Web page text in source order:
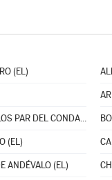
(EL)
BOLLULLOS PAR DEL CONDADO
(EL)
ANDÉVALO (EL)